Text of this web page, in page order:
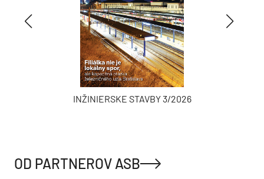
INŽINIERSKE STAVBY 3/2026
OD PARTNEROV ASB